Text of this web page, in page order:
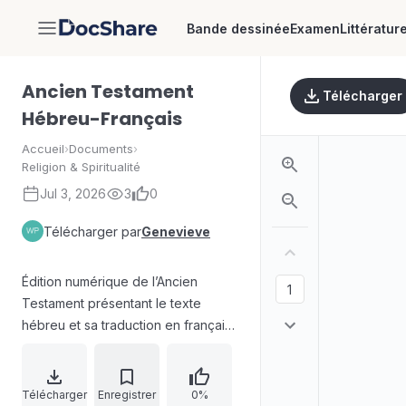
DocShare Bande dessinéeExamenLittérature
Ancien Testament
Hébreu-Français
Accueil›Documents›
Religion & Spiritualité
Jul 3, 2026 3 0
Télécharger parGenevieve
Édition numérique de l’Ancien
Testament présentant le texte
hébreu et sa traduction en français.
provient du Westminster Leningrad
Codex (WLC) et que la traduction
Télécharger Enregistrer 0%
Télécharger